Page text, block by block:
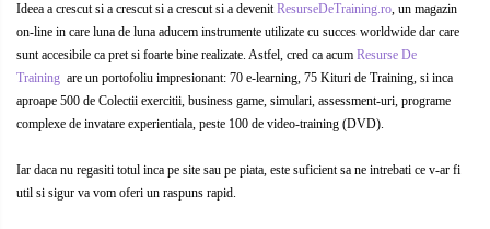
Cooperare / Competitie)
OPERATIUNI AERIENE MILITARE SI
CIVILE
OPERATIUNI MARITIME MILITARE SI
OPERATIUNI SPATIALE MILITARE SI
CIVILE
Ideea a crescut si a crescut si a crescut si a devenitResurseDeTraining.ro, un magazin
on-line in care luna de luna aducem instrumente utilizate cu succes worldwide dar care
sunt accesibile ca pret si foarte bine realizate. Astfel, cred ca acum Resurse De
Training are un portofoliu impresionant: 70 e-learning, 75 Kituri de Training, si inca
aproape 500 de Colectii exercitii, business game, simulari, assessment-uri, programe
complexe de invatare experientiala, peste 100 de video-training (DVD).
Iar daca nu regasiti totul inca pe site sau pe piata, este suficient sa ne intrebati ce v-ar fi
util si sigur va vom oferi un raspuns rapid.